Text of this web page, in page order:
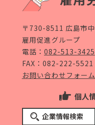
〒730-8511 広島市
雇用促進グループ
電話： 082-513-3425
FAX：082-222-5521
お問い合わせフォー
個人
企業情報検索